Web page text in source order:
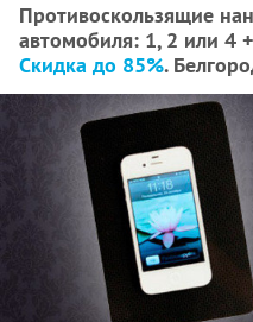
Противоскользящие
автомобиля: 1, 2 или 4
Скидка до 85%.